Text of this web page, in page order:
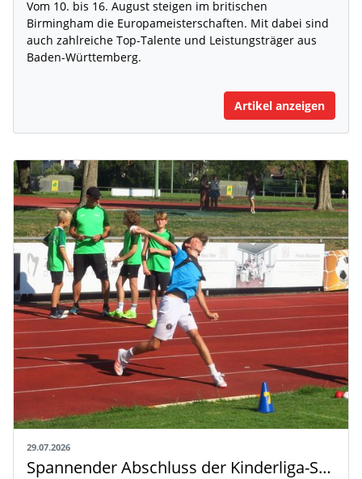
Vom 10. bis 16. August steigen im britischen
Birmingham die Europameisterschaften. Mit dabei sind
auch zahlreiche Top-Talente und Leistungsträger aus
Baden-Württemberg.
Artikel anzeigen
29.07.2026
Spannender Abschluss der Kinderliga-Saison